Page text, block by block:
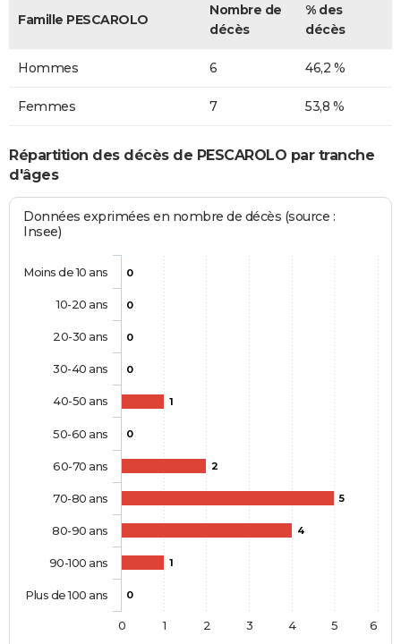
Famille PESCAROLO
Nombre de
décès
% des
décès
Hommes 6 46,2 %
Femmes 7 53,8 %
Répartition des décès de PESCAROLO par tranche
d'âges
Données exprimées en nombre de décès (source :
Insee)
0
0
0
0
1
0
2
5
4
1
0
Moins de 10 ans
10-20 ans
20-30 ans
30-40 ans
40-50 ans
50-60 ans
60-70 ans
70-80 ans
80-90 ans
90-100 ans
Plus de 100 ans
0 1 2 3 4 5 6